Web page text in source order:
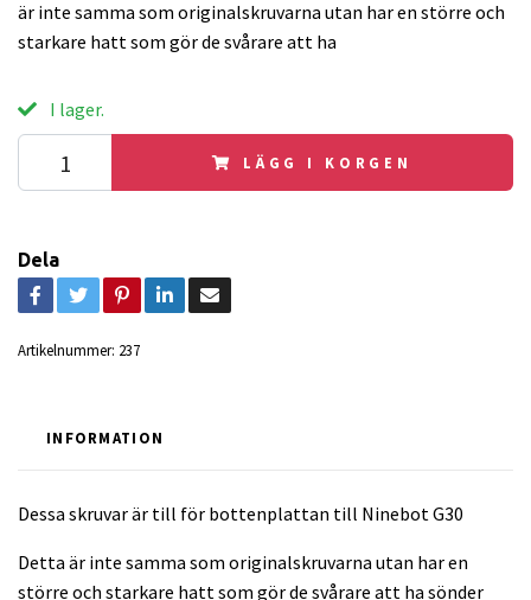
är inte samma som originalskruvarna utan har en större och
starkare hatt som gör de svårare att ha
I lager.
LÄGG I KORGEN
Dela
Artikelnummer: 237
INFORMATION
Dessa skruvar är till för bottenplattan till Ninebot G30
Detta är inte samma som originalskruvarna utan har en
större och starkare hatt som gör de svårare att ha sönder